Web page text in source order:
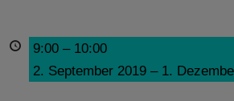
9:00 – 10:00
2. September 2019 – 1.